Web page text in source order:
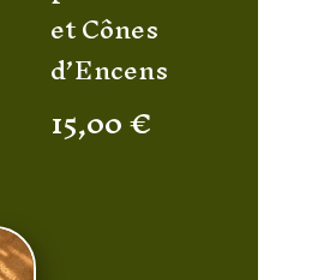
et Cônes
d’Encens
15,00€